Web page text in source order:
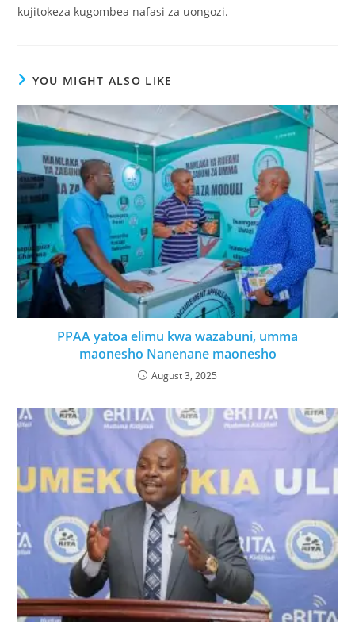
kujitokeza kugombea nafasi za uongozi.
YOU MIGHT ALSO LIKE
PPAA yatoa elimu kwa wazabuni, umma
maonesho Nanenane maonesho
August 3, 2025